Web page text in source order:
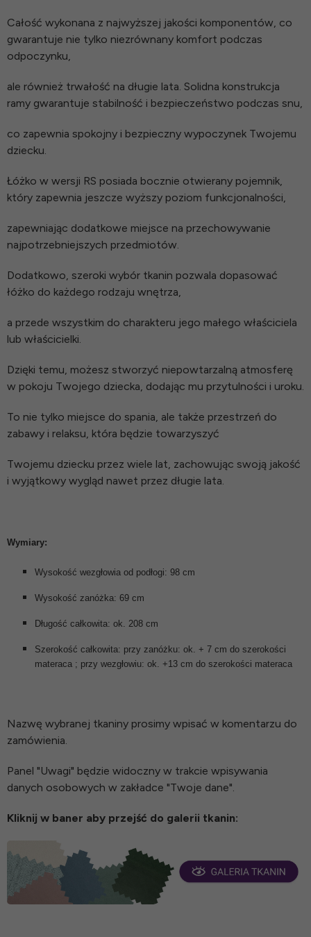
Całość wykonana z najwyższej jakości komponentów, co
gwarantuje nie tylko niezrównany komfort podczas
odpoczynku,
ale również trwałość na długie lata. Solidna konstrukcja
ramy gwarantuje stabilność i bezpieczeństwo podczas snu,
co zapewnia spokojny i bezpieczny wypoczynek Twojemu
dziecku.
Łóżko w wersji RS posiada bocznie otwierany pojemnik,
który zapewnia jeszcze wyższy poziom funkcjonalności,
zapewniając dodatkowe miejsce na przechowywanie
najpotrzebniejszych przedmiotów.
Dodatkowo, szeroki wybór tkanin pozwala dopasować
łóżko do każdego rodzaju wnętrza,
a przede wszystkim do charakteru jego małego właściciela
lub właścicielki.
Dzięki temu, możesz stworzyć niepowtarzalną atmosferę
w pokoju Twojego dziecka, dodając mu przytulności i uroku.
To nie tylko miejsce do spania, ale także przestrzeń do
zabawy i relaksu, która będzie towarzyszyć
Twojemu dziecku przez wiele lat, zachowując swoją jakość
i wyjątkowy wygląd nawet przez długie lata.
Wymiary:
Wysokość wezgłowia od podłogi: 98 cm
Wysokość zanóżka: 69 cm
Długość całkowita: ok. 208 cm
Szerokość całkowita: przy zanóżku: ok. + 7 cm do szerokości
materaca ; przy wezgłowiu: ok. +13 cm do szerokości materaca
Nazwę wybranej tkaniny prosimy wpisać w komentarzu do
zamówienia.
Panel "Uwagi" będzie widoczny w trakcie wpisywania
danych osobowych w zakładce "Twoje dane".
Kliknij w baner aby przejść do galerii tkanin: